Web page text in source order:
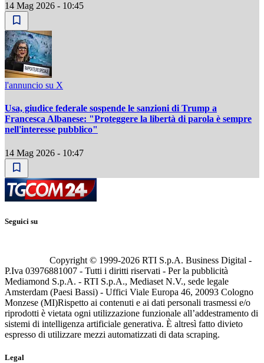
14 Mag 2026 - 10:45
l'annuncio su X
Usa, giudice federale sospende le sanzioni di Trump a
Francesca Albanese: "Proteggere la libertà di parola è sempre
nell'interesse pubblico"
14 Mag 2026 - 10:47
Seguici su
Copyright © 1999-2026 RTI S.p.A. Business Digital -
P.Iva 03976881007 - Tutti i diritti riservati - Per la pubblicità
Mediamond S.p.A. - RTI S.p.A., Mediaset N.V., sede legale
Amsterdam (Paesi Bassi) - Uffici Viale Europa 46, 20093 Cologno
Monzese (MI)Rispetto ai contenuti e ai dati personali trasmessi e/o
riprodotti è vietata ogni utilizzazione funzionale all’addestramento di
sistemi di intelligenza artificiale generativa. È altresì fatto divieto
espresso di utilizzare mezzi automatizzati di data scraping.
Legal